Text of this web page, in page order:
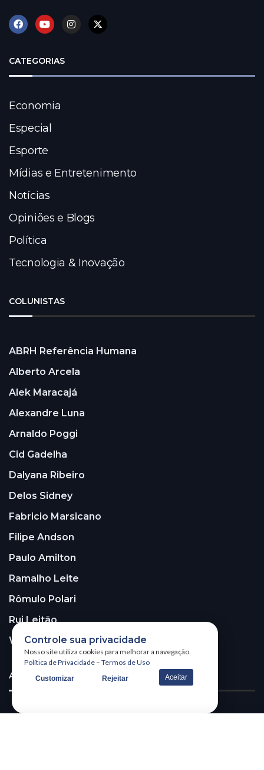
CATEGORIAS
Economia
Especial
Esporte
Mídias e Entretenimento
Notícias
Opiniões e Blogs
Política
Tecnologia & Inovação
COLUNISTAS
ABRH Referência Humana
Alberto Arcela
Alek Maracajá
Alexandre Luna
Arnaldo Poggi
Cid Gadelha
Dalyana Ribeiro
Delos Sidney
Fabricio Marsicano
Filipe Andson
Paulo Amilton
Ramalho Leite
Rômulo Polari
Rui Leitão
Walter Santos
ASSINE A NOSSA NEWSLETTER!
Controle sua privacidade
Nosso site utiliza cookies para melhorar a navegação.
Política de Privacidade – Termos de Uso
Customizar Rejeitar Aceitar